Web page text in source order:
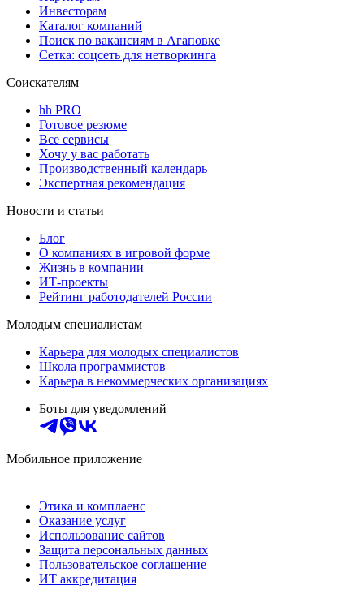
Инвесторам
Каталог компаний
Поиск по вакансиям в Агаповке
Сетка: соцсеть для нетворкинга
Соискателям
hh PRO
Готовое резюме
Все сервисы
Хочу у вас работать
Производственный календарь
Экспертная рекомендация
Новости и статьи
Блог
О компаниях в игровой форме
Жизнь в компании
ИТ-проекты
Рейтинг работодателей России
Молодым специалистам
Карьера для молодых специалистов
Школа программистов
Карьера в некоммерческих организациях
Боты для уведомлений
Мобильное приложение
Этика и комплаенс
Оказание услуг
Использование сайтов
Защита персональных данных
Пользовательское соглашение
ИТ аккредитация